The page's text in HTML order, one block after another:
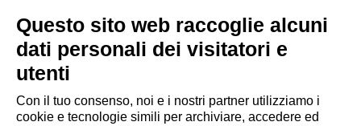
ATTUAZIONE MISURE PNRR
Questo sito web raccoglie alcuni
dati personali dei visitatori e
utenti
Con il tuo consenso, noi e i nostri partner utilizziamo i
cookie e tecnologie simili per archiviare, accedere ed